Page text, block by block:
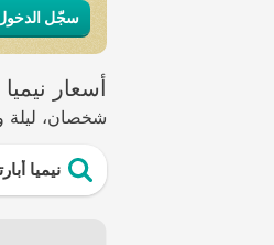
سجّل
أسعار
شخصان ليلة
نيميا